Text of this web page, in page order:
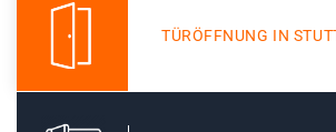
TÜRÖFFNUNG IN